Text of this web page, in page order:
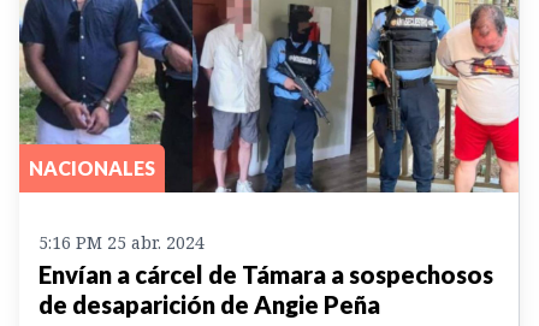
NACIONALES
5:16 PM 25 abr. 2024
Envían a cárcel de Támara a sospechosos
de desaparición de Angie Peña